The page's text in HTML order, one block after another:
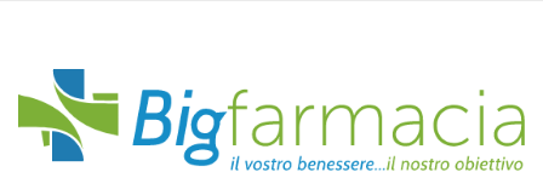
principaleBigfarmacia